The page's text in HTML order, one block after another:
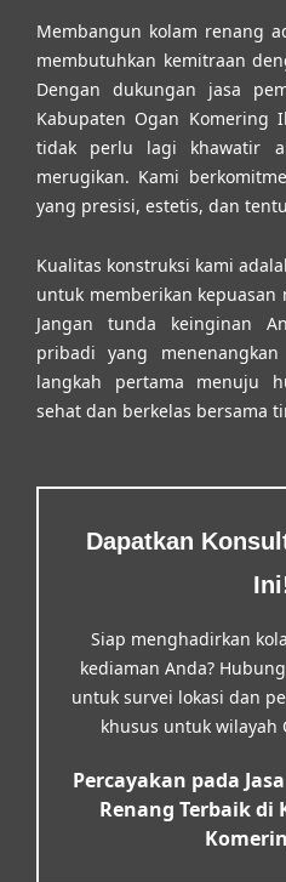
Membangun kolam renang
membutuhkan kemitraan
Dengan dukungan jasa
Kabupaten Ogan Komering
tidak perlu lagi khawatir
merugikan. Kami
yang presisi, estetis, dan
Kualitas konstruksi kami
untuk memberikan
Jangan tunda keinginan
pribadi yang
langkah pertama menuju
sehat dan berkelas bersama
Dapatkan
Siap menghadirkan
kediaman Anda?
untuk survei lokasi dan
khusus untuk wilayah
Percayakan pada
Renang Terbaik di